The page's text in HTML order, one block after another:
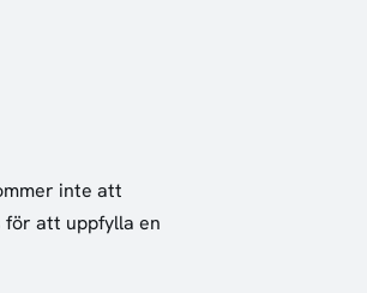
inte att
att uppfylla en